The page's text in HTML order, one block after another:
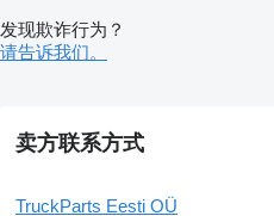
发现欺诈行为？
请告诉我们。
卖方联系方式
TruckParts Eesti OÜ